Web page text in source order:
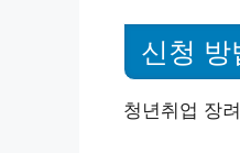
신청 방
청년취업 장